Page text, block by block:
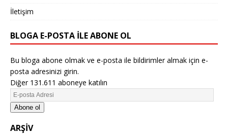
İletişim
BLOGA E-POSTA ILE ABONE OL
Bu bloga abone olmak ve e-posta ile bildirimler almak için e-
posta adresinizi girin.
Diğer 131.611 aboneye katılın
Abone ol
ARŞIV